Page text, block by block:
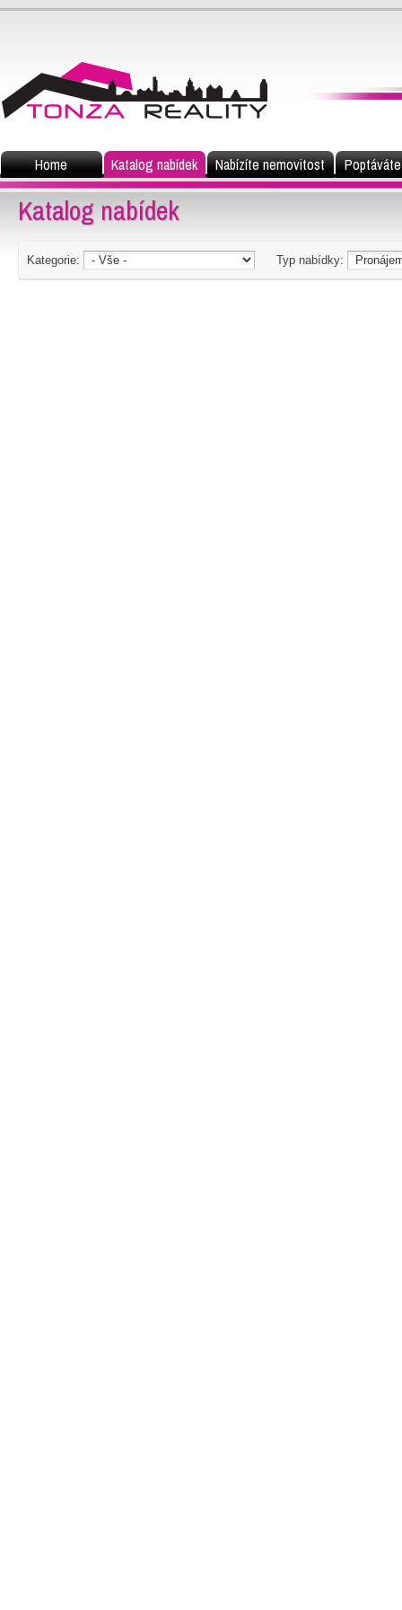
Home Katalog nabídek Nabízíte nemovitost
Katalog nabídek
Kategorie: Typ nabídky: